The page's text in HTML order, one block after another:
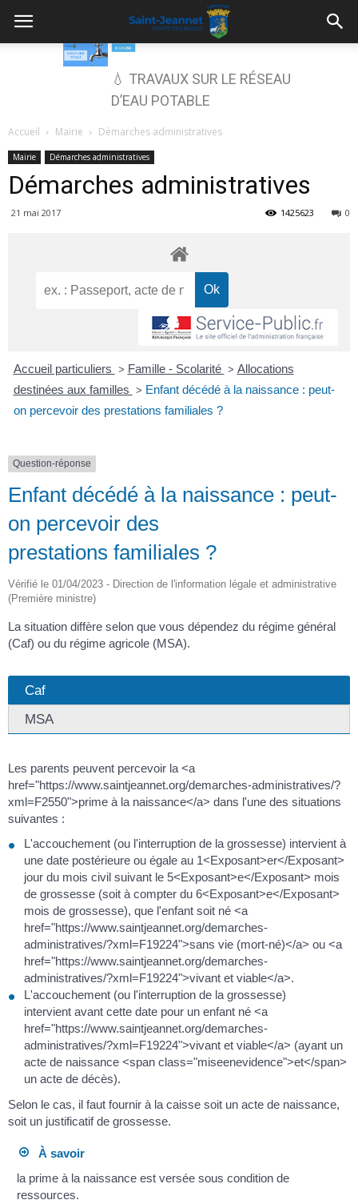
💧 TRAVAUX SUR LE RÉSEAU
D’EAU POTABLE
Accueil Mairie Démarches administratives
Mairie Démarches administratives
Démarches administratives
21 mai 2017 0
1425623
Accueil particuliers > Famille - Scolarité > Allocations
destinées aux familles > Enfant décédé à la naissance : peut-
on percevoir des prestations familiales ?
Question-réponse
Enfant décédé à la naissance : peut-
on percevoir des
prestations familiales ?
Vérifié le 01/04/2023 - Direction de l'information légale et administrative
(Première ministre)
La situation diffère selon que vous dépendez du régime général
(Caf) ou du régime agricole (MSA).
Caf
MSA
Les parents peuvent percevoir la <a
href="https://www.saintjeannet.org/demarches-administratives/?
xml=F2550">prime à la naissance</a> dans l'une des situations
suivantes :
L'accouchement (ou l'interruption de la grossesse) intervient à
une date postérieure ou égale au 1<Exposant>er</Exposant>
jour du mois civil suivant le 5<Exposant>e</Exposant> mois
de grossesse (soit à compter du 6<Exposant>e</Exposant>
mois de grossesse), que l'enfant soit né <a
href="https://www.saintjeannet.org/demarches-
administratives/?xml=F19224">sans vie (mort-né)</a> ou <a
href="https://www.saintjeannet.org/demarches-
administratives/?xml=F19224">vivant et viable</a>.
L'accouchement (ou l'interruption de la grossesse)
intervient avant cette date pour un enfant né <a
href="https://www.saintjeannet.org/demarches-
administratives/?xml=F19224">vivant et viable</a> (ayant un
acte de naissance <span class="miseenevidence">et</span>
un acte de décès).
Selon le cas, il faut fournir à la caisse soit un acte de naissance,
soit un justificatif de grossesse.
À savoir
la prime à la naissance est versée sous condition de
ressources.